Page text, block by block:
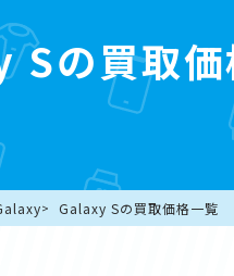
の買取価
Galaxy Sの買取価格一覧